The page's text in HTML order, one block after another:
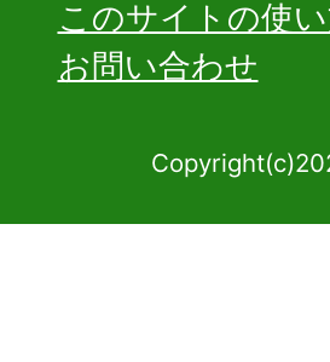
このサイトの使
お問い合わせ